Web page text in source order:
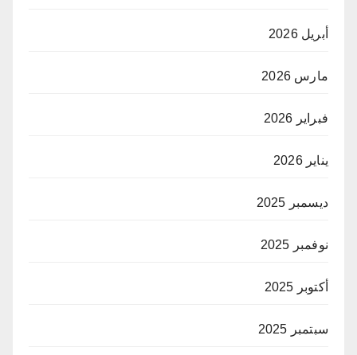
أبريل 2026
مارس 2026
فبراير 2026
يناير 2026
ديسمبر 2025
نوفمبر 2025
أكتوبر 2025
سبتمبر 2025